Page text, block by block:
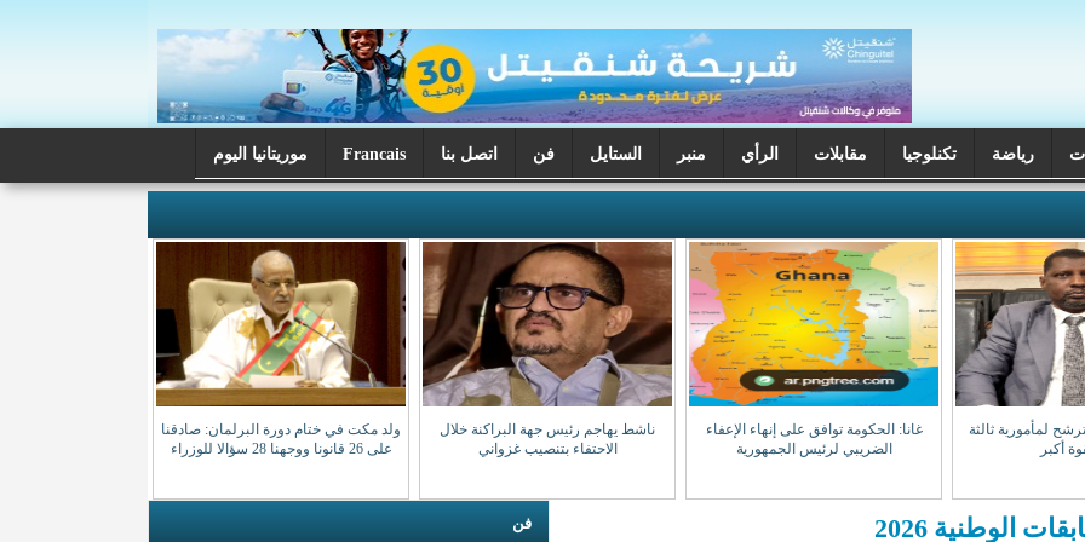
رياضة تكنلوجيا مقابلات الرأي منبر الستايل فن اتصل بنا Francais موريتانيا اليوم
لمأمورية ثالثة
أكبر
غانا: الحكومة توافق على إنهاء الإعفاء
الضريبي لرئيس الجمهورية
ناشط يهاجم رئيس جهة البراكنة خلال
الاحتفاء بتنصيب غزواني
ولد مكت في ختام دورة البرلمان: صادقنا
على 26 قانونا ووجهنا 28 سؤالا للوزراء
فن الوطنية 2026